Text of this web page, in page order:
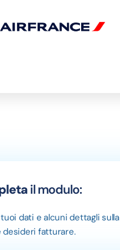
il modulo:
dati e alcuni dettagli sulla
desideri fatturare.